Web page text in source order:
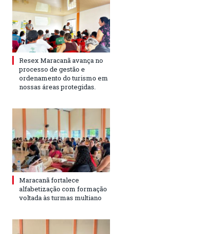
Resex Maracanã avança no
processo de gestão e
ordenamento do turismo em
nossas áreas protegidas.
Maracanã fortalece
alfabetização com formação
voltada às turmas multiano